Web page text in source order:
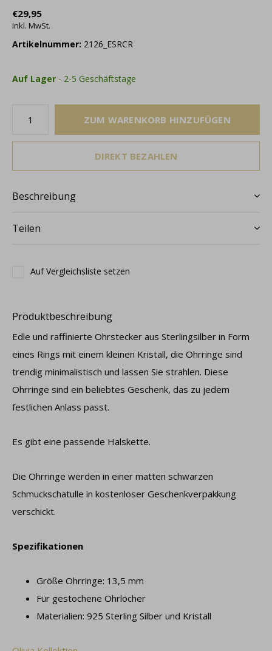
€29,95
Inkl. MwSt.
Artikelnummer: 2126_ESRCR
Auf Lager - 2-5 Geschäftstage
ZUM WARENKORB HINZUFÜGEN
DIREKT BEZAHLEN
Beschreibung
Teilen
Auf Vergleichsliste setzen
Produktbeschreibung
Edle und raffinierte Ohrstecker aus Sterlingsilber in Form
eines Rings mit einem kleinen Kristall, die Ohrringe sind
trendig minimalistisch und lassen Sie strahlen. Diese
Ohrringe sind ein beliebtes Geschenk, das zu jedem
festlichen Anlass passt.
Es gibt eine passende Halskette.
Die Ohrringe werden in einer matten schwarzen
Schmuckschatulle in kostenloser Geschenkverpakkung
verschickt.
Spezifikationen
Größe Ohrringe: 13,5 mm
Für gestochene Ohrlöcher
Materialien: 925 Sterling Silber und Kristall